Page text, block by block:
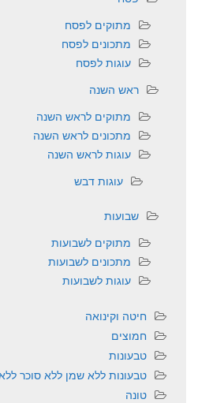
מתוקים לפסח
מתכונים לפסח
עוגות לפסח
ראש השנה
מתוקים לראש השנה
מתכונים לראש השנה
עוגות לראש השנה
עוגות דבש
שבועות
מתוקים לשבועות
מתכונים לשבועות
עוגות לשבועות
חיטה וקינואה
חמוצים
טבעונות
טבעונות ללא שמן ללא סוכר
טונה